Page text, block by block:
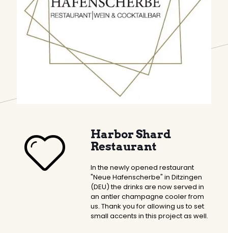
Harbor Shard
Restaurant
In the newly opened restaurant
"Neue Hafenscherbe" in Ditzingen
(DEU) the drinks are now served in
an antler champagne cooler from
us. Thank you for allowing us to set
small accents in this project as well.